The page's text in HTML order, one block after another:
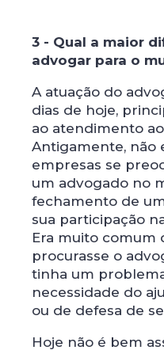
3 - Qual a maior
advogar para o
A atuação do
dias de hoje,
ao atendimento
Antigamente, não
empresas se
um advogado no
fechamento de
sua participação
Era muito comum
procurasse o
tinha um
necessidade do
ou de defesa de
Hoje não é bem